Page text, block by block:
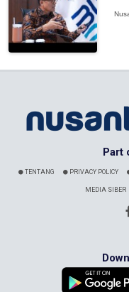
Part
TENTANG PRIVACY POLICY
MEDIA SIBER